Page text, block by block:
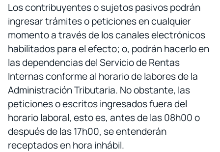
Los contribuyentes o sujetos pasivos podrán
ingresar trámites o peticiones en cualquier
momento a través de los canales electrónicos
habilitados para el efecto; o, podrán hacerlo en
las dependencias del Servicio de Rentas
Internas conforme al horario de labores de la
Administración Tributaria. No obstante, las
peticiones o escritos ingresados fuera del
horario laboral, esto es, antes de las 08h00 o
después de las 17h00, se entenderán
receptados en hora inhábil.